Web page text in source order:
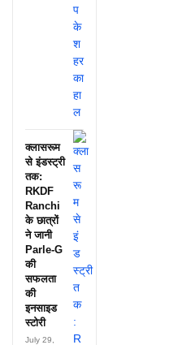
क्लासरूम
से इंडस्ट्री
तक:
RKDF
Ranchi
के छात्रों
ने जानी
Parle-G
की
सफलता
की
इनसाइड
स्टोरी
July 29,